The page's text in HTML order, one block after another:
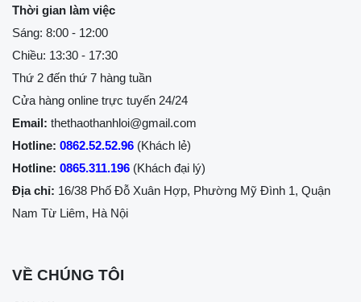
Thời gian làm việc
Sáng: 8:00 - 12:00
Chiều: 13:30 - 17:30
Thứ 2 đến thứ 7 hàng tuần
Cửa hàng online trực tuyến 24/24
Email: thethaothanhloi@gmail.com
Hotline: 0862.52.52.96 (Khách lẻ)
Hotline: 0865.311.196 (Khách đại lý)
Địa chỉ: 16/38 Phố Đỗ Xuân Hợp, Phường Mỹ Đình 1, Quận
Nam Từ Liêm, Hà Nội
VỀ CHÚNG TÔI